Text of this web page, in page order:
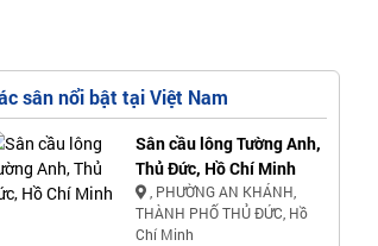
sân nổi bật tại Việt Nam
Sân cầu lông Tường Anh,
Thủ Đức, Hồ Chí Minh
, PHƯỜNG AN KHÁNH,
THÀNH PHỐ THỦ ĐỨC, Hồ
Chí Minh